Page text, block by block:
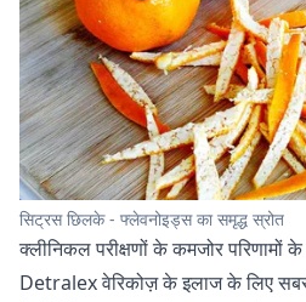
सिट्रस छिलके - फ्लेवनोइड्स का समृद्ध स्रोत
क्लीनिकल परीक्षणों के कमजोर
Detralex वेरिकोज़ के इलाज के लिए सबसे